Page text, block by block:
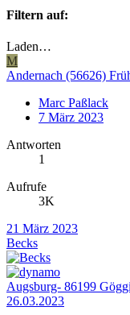
Filtern auf:
Laden…
M
Andernach (56626)
Marc Paßlack
7 März 2023
Antworten
1
Aufrufe
3K
21 März 2023
Becks
Augsburg- 86199
26.03.2023